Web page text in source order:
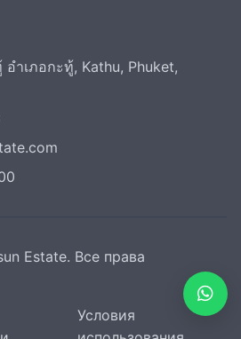
ำเภอกะทู้, Kathu, Phuket,
Estate. Все права
Условия